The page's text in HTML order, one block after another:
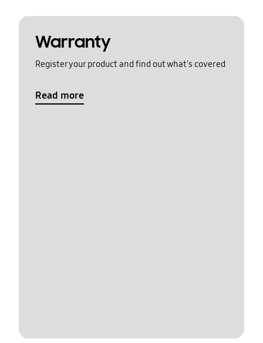
Warranty
Register your product and find out what's covered
Read more